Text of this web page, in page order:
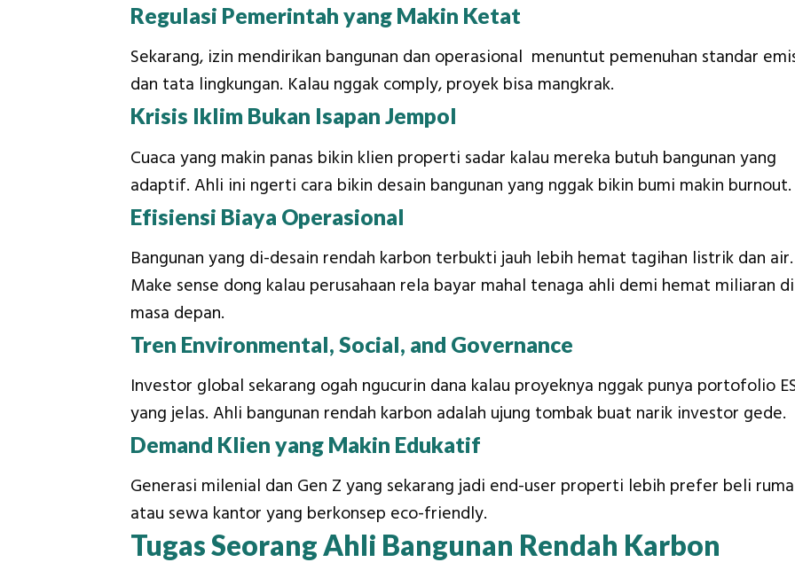
Regulasi Pemerintah yang Makin Ketat
Sekarang, izin mendirikan bangunan dan operasional menuntut pemenuhan standar
dan tata lingkungan. Kalau nggak comply, proyek bisa mangkrak.
Krisis Iklim Bukan Isapan Jempol
Cuaca yang makin panas bikin klien properti sadar kalau mereka butuh bangunan yang
adaptif. Ahli ini ngerti cara bikin desain bangunan yang nggak bikin bumi makin burnout.
Efisiensi Biaya Operasional
Bangunan yang di-desain rendah karbon terbukti jauh lebih hemat tagihan listrik dan air.
Make sense dong kalau perusahaan rela bayar mahal tenaga ahli demi hemat miliaran di
masa depan.
Tren Environmental, Social, and Governance
Investor global sekarang ogah ngucurin dana kalau proyeknya nggak punya portofolio
yang jelas. Ahli bangunan rendah karbon adalah ujung tombak buat narik investor gede.
Demand Klien yang Makin Edukatif
Generasi milenial dan Gen Z yang sekarang jadi end-user properti lebih prefer beli
atau sewa kantor yang berkonsep eco-friendly.
Tugas Seorang Ahli Bangunan Rendah Karbon